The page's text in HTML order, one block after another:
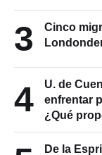
3
Cinco
4
U. de
enfrentar
¿Qué
De la